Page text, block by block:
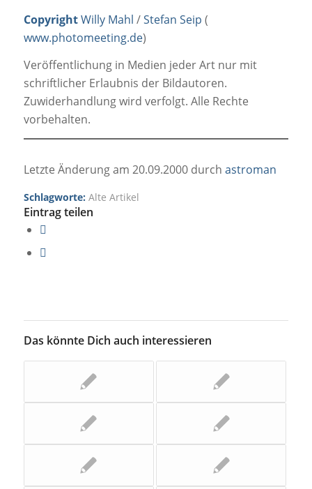
Copyright Willy Mahl /Stefan Seip (
www.photomeeting.de)
Veröffentlichung in Medien jeder Art nur mit
schriftlicher Erlaubnis der Bildautoren.
Zuwiderhandlung wird verfolgt. Alle Rechte
vorbehalten.
Letzte Änderung am 20.09.2000 durch astroman
Schlagworte: Alte Artikel
Eintrag teilen
Das könnte Dich auch interessieren